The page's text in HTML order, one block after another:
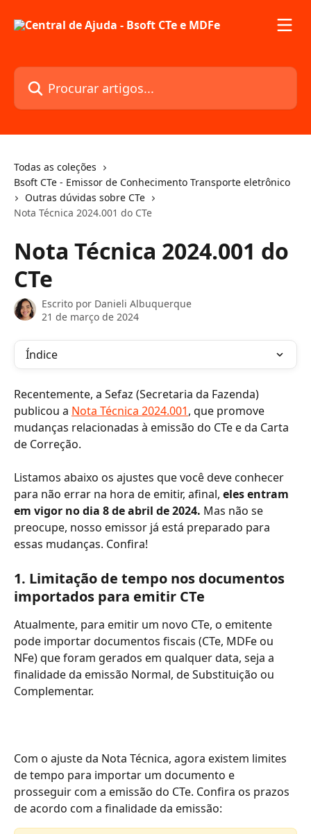
Procurar artigos...
Todas as coleções
Bsoft CTe - Emissor de Conhecimento Transporte eletrônico
Outras dúvidas sobre CTe
Nota Técnica 2024.001 do CTe
Nota Técnica 2024.001 do
CTe
Escrito por Danieli Albuquerque
21 de março de 2024
Índice
Recentemente, a Sefaz (Secretaria da Fazenda)
publicou a Nota Técnica 2024.001, que promove
mudanças relacionadas à emissão do CTe e da Carta
de Correção.
Listamos abaixo os ajustes que você deve conhecer
para não errar na hora de emitir, afinal, eles entram
em vigor no dia 8 de abril de 2024. Mas não se
preocupe, nosso emissor já está preparado para
essas mudanças. Confira!
1. Limitação de tempo nos documentos
importados para emitir CTe
Atualmente, para emitir um novo CTe, o emitente
pode importar documentos fiscais (CTe, MDFe ou
NFe) que foram gerados em qualquer data, seja a
finalidade da emissão Normal, de Substituição ou
Complementar.
Com o ajuste da Nota Técnica, agora existem limites
de tempo para importar um documento e
prosseguir com a emissão do CTe. Confira os prazos
de acordo com a finalidade da emissão: